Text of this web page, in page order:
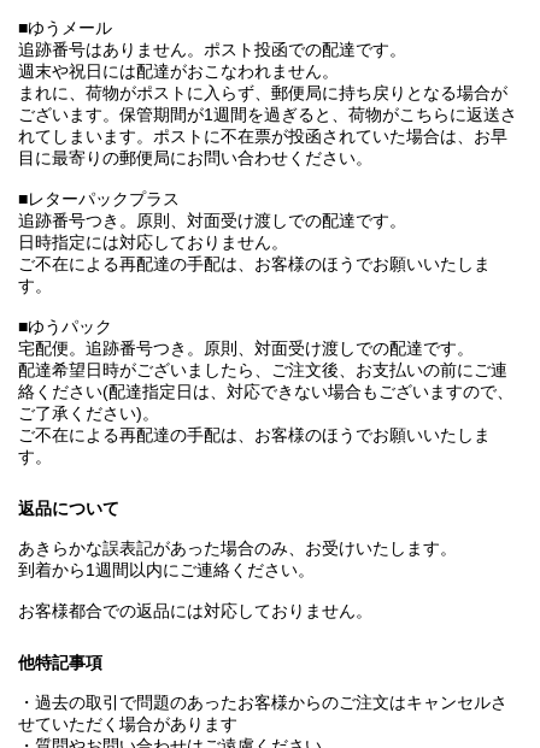
■ゆうメール
追跡番号はありません。ポスト投函での配達です。
週末や祝日には配達がおこなわれません。
まれに、荷物がポストに入らず、郵便局に持ち戻りとなる場合が
ございます。保管期間が1週間を過ぎると、荷物がこちらに返送さ
れてしまいます。ポストに不在票が投函されていた場合は、お早
目に最寄りの郵便局にお問い合わせください。
■レターパックプラス
追跡番号つき。原則、対面受け渡しでの配達です。
日時指定には対応しておりません。
ご不在による再配達の手配は、お客様のほうでお願いいたしま
す。
■ゆうパック
宅配便。追跡番号つき。原則、対面受け渡しでの配達です。
配達希望日時がございましたら、ご注文後、お支払いの前にご連
絡ください(配達指定日は、対応できない場合もございますので、
ご了承ください)。
ご不在による再配達の手配は、お客様のほうでお願いいたしま
す。
返品について
あきらかな誤表記があった場合のみ、お受けいたします。
到着から1週間以内にご連絡ください。
お客様都合での返品には対応しておりません。
他特記事項
・過去の取引で問題のあったお客様からのご注文はキャンセルさ
せていただく場合があります